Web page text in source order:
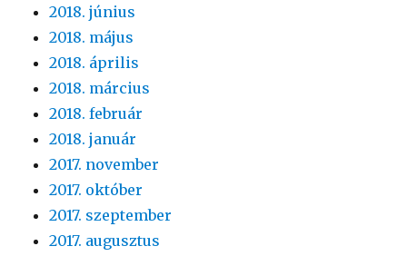
2018. június
2018. május
2018. április
2018. március
2018. február
2018. január
2017. november
2017. október
2017. szeptember
2017. augusztus